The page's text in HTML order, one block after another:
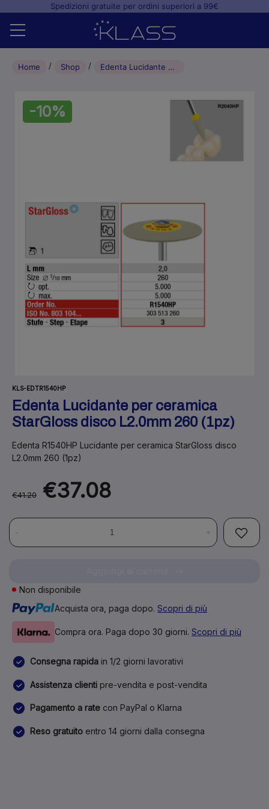
Spedizioni gratuite per ordini superiori a 99€
Home
Studio odontoiatrico
Home Shop Edenta Lucidante per ceramica StarGloss disco L2.0mm 260 (1pz)
-10%
KLS-EDTR1540HP
Edenta Lucidante per ceramica
StarGloss disco L2.0mm 260 (1pz)
Edenta R1540HP Lucidante per ceramica StarGloss disco
L2.0mm 260 (1pz)
€41.20 €37.08
- +
Non disponibile
Acquista ora, paga dopo. Scopri di più
Compra ora. Paga dopo 30 giorni. Scopri di più
Consegna rapida in 1/2 giorni lavorativi
Assistenza clienti pre-vendita e post-vendita
Pagamento a rate con PayPal o Klarna
Reso gratuito entro 14 giorni dalla consegna